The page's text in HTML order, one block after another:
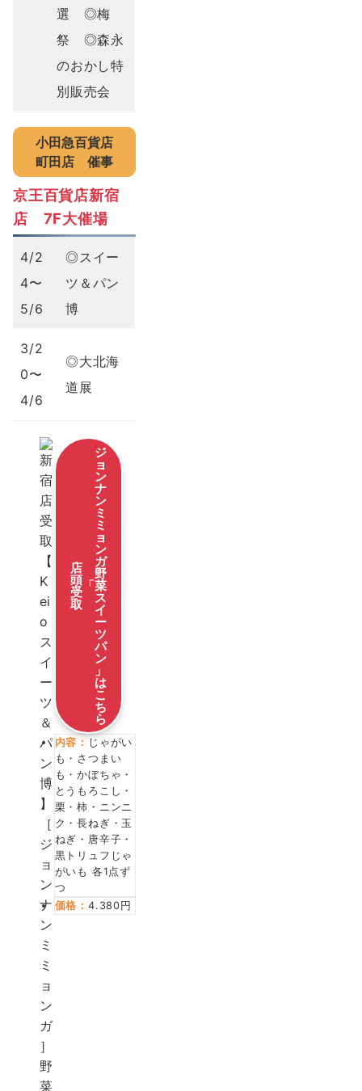
選 ◎梅
祭 ◎森永
のおかし特
別販売会
小田急百貨店
町田店
催事
京王百貨店新宿
店 7F大催場
4/2
4〜
5/6
◎スイー
ツ＆パン
博
3/2
0〜
4/6
◎大北海
道展
店
頭
受
取
「
ジ
ョ
ン
ナ
ン
ミ
ミ
ョ
ン
ガ
野
菜
ス
イ
ー
ツ
パ
ン
」
は
こ
ち
ら
内容： じゃがい
も・さつまい
も・かぼちゃ・
とうもろこし・
栗・柿・ニンニ
ク・長ねぎ・玉
ねぎ・唐辛子・
黒トリュフじゃ
がいも 各1点ず
つ
価格：4.380円